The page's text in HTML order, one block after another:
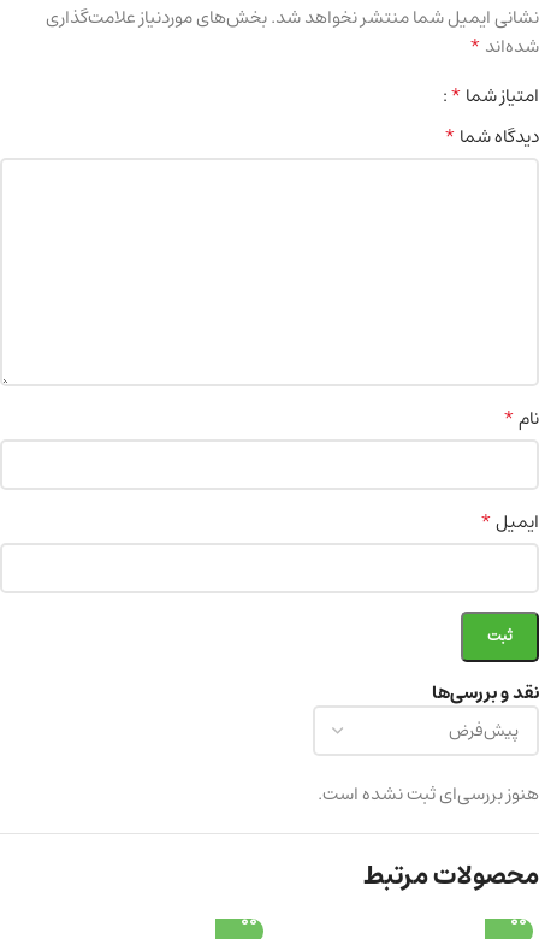
نقد و بررسی‌ها
هنوز بررسی‌ای ثبت نشده است.
نشانی ایمیل شما منتشر نخواهد شد.بخش‌های موردنیاز علامت‌گذاری
شده‌اند*
امتیاز شما*
دیدگاه شما*
نام*
ایمیل*
محصولات مرتبط